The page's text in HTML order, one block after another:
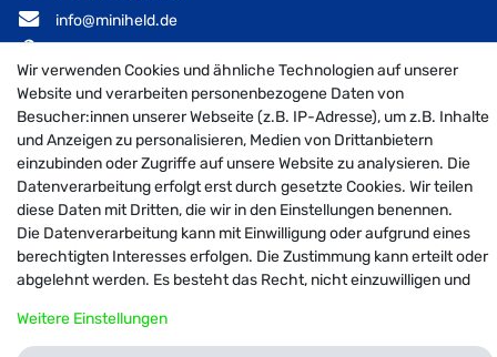
info@miniheld.de
MiniHeld B2B auf Facebook
MiniHeld B2B auf Instagram!
MiniHeld B2B auf Pintarest
© 2026 MiniHeld B2B
| Design by neoprisma
Alle Preise inkl. MwSt., zzgl. Versandkosten
Wir verwenden Cookies und ähnliche Technologien auf unserer
Website und verarbeiten personenbezogene Daten von
Besucher:innen unserer Webseite (z.B. IP-Adresse), um z.B. Inhalte
und Anzeigen zu personalisieren, Medien von Drittanbietern
einzubinden oder Zugriffe auf unsere Website zu analysieren. Die
Datenverarbeitung erfolgt erst durch gesetzte Cookies. Wir teilen
diese Daten mit Dritten, die wir in den Einstellungen benennen.
Die Datenverarbeitung kann mit Einwilligung oder aufgrund eines
berechtigten Interesses erfolgen. Die Zustimmung kann erteilt oder
abgelehnt werden. Es besteht das Recht, nicht einzuwilligen und
widerrufen. Weitere Informationen zur Verwendung
personenbezogener Daten und den Diensten erklären wir in unserer
Weitere Einstellungen